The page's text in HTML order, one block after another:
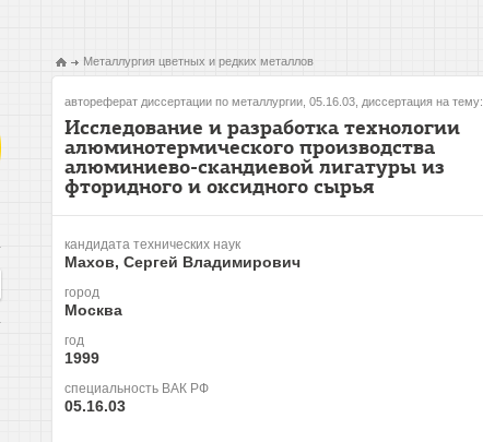
Металлургия цветных и редких металлов
автореферат диссертации по металлургии, 05.16.03, диссертация на тему:
Исследование и разработка технологии
алюминотермического производства
алюминиево-скандиевой лигатуры из
фторидного и оксидного сырья
кандидата технических наук
Махов, Сергей Владимирович
город
Москва
год
1999
специальность ВАК РФ
05.16.03